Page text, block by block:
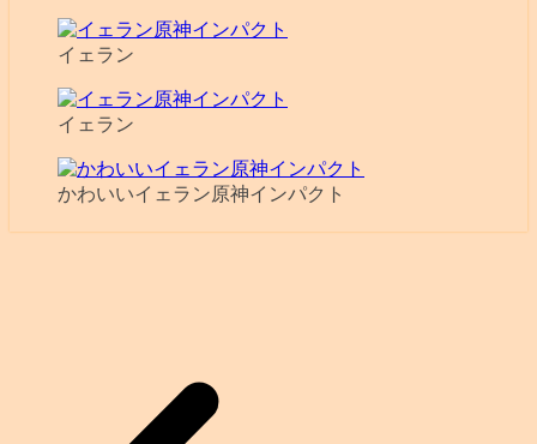
イェラン
イェラン
かわいいイェラン原神インパクト